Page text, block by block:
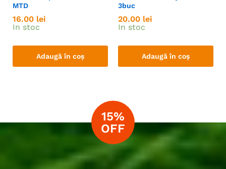
MTD
16.00 lei
In stoc
Adaugă în coș
3buc
20.00 lei
In stoc
Adaugă în coș
15%
OFF